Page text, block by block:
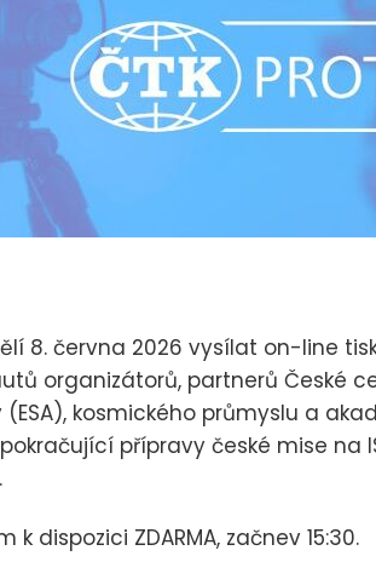
8. června 2026 vysílat on-line
organizátorů, partnerů České
kosmického průmyslu a
přípravy české mise na
dispozici ZDARMA, začnev 15:30.